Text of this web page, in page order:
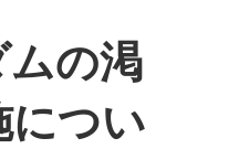
ムの渇
につい